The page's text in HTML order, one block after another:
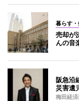
暮らす・
売却が
んの音
阪急沿
災害遺
梅田経済